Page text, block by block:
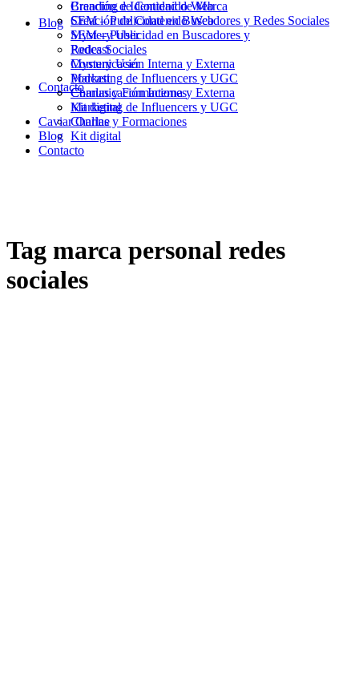
Branding e Identidad de Marca
Creación de Contenido Web
SEM – Publicidad en Buscadores y
Redes Sociales
Mystery User
Podcast
Comunicación Interna y Externa
Marketing de Influencers y UGC
Charlas y Formaciones
Kit digital
Blog
Contacto
Creación de Contenido Web
SEM – Publicidad en Buscadores y Redes Sociales
Mystery User
Podcast
Comunicación Interna y Externa
Marketing de Influencers y UGC
Charlas y Formaciones
Kit digital
Caviar Online
Blog
Contacto
Tag marca personal redes
sociales